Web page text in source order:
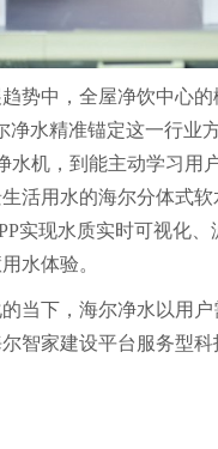
势中，全屋净饮中心
净水精准锚定这一行业
水机，到能主动学习
活用水的海尔分体式
实现水质实时可视化
水体验。
当下，海尔净水以用
智家建设平台服务型